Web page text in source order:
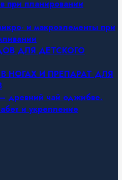
при планировании
и макроэлементы при
ДЛЯ ДЕТСКОГО
НОГАХ И ПРЕПАРАТ ДЛЯ
древний чай оджибве.
и укрепление